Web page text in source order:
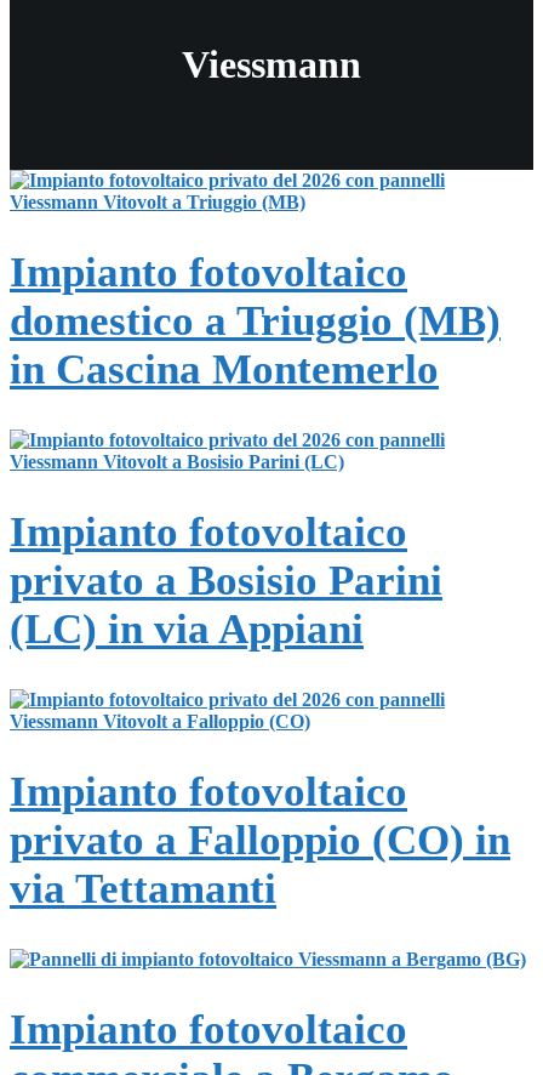
Viessmann
Impianto fotovoltaico
domestico a Triuggio (MB)
in Cascina Montemerlo
Impianto fotovoltaico
privato a Bosisio Parini
(LC) in via Appiani
Impianto fotovoltaico
privato a Falloppio (CO) in
via Tettamanti
Impianto fotovoltaico